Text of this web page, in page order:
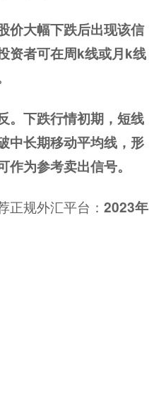
价大幅下跌后出现该信
资者可在周k线或月k线
。下跌行情初期，短线
中长期移动平均线，形
为参考卖出信号。
正规外汇平台： 2023年